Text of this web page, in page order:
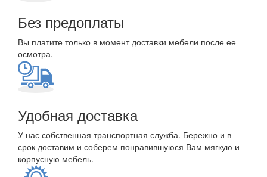
Без предоплаты
Вы платите только в момент доставки мебели после ее
осмотра.
Удобная доставка
У нас собственная транспортная служба. Бережно и в
срок доставим и соберем понравившуюся Вам мягкую и
корпусную мебель.